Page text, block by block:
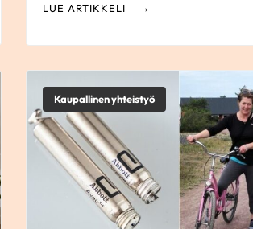
LUE ARTIKKELI
Kaupallinen yhteistyö